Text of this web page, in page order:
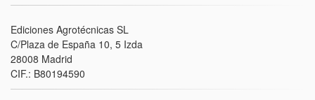
Ediciones Agrotécnicas SL
C/Plaza de España 10, 5 Izda
28008 Madrid
CIF.: B80194590